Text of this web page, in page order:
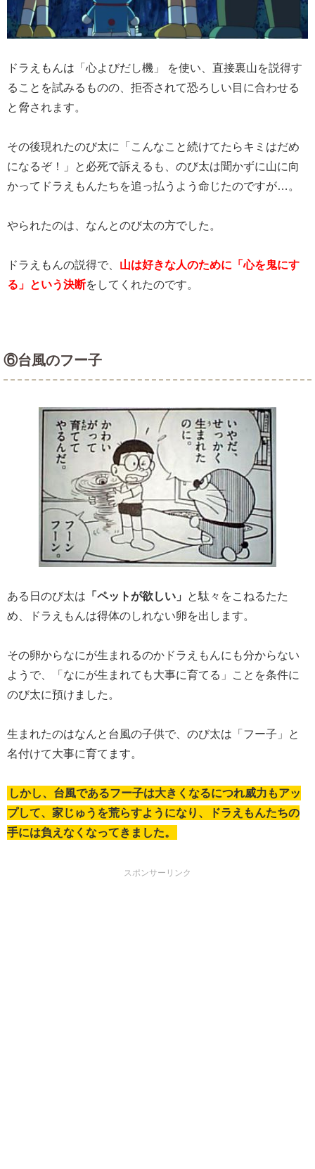
ドラえもんは「心よびだし機」 を使い、直接裏山を説得す
ることを試みるものの、拒否されて恐ろしい目に合わせる
と脅されます。
その後現れたのび太に「こんなこと続けてたらキミはだめ
になるぞ！」と必死で訴えるも、のび太は聞かずに山に向
かってドラえもんたちを追っ払うよう命じたのですが…。
やられたのは、なんとのび太の方でした。
ドラえもんの説得で、 山は好きな人のために「心を鬼にす
る」という決断をしてくれたのです。
⑥台風のフー子
ある日のび太は 「ペットが欲しい」
と駄々をこねるたた
め、ドラえもんは得体のしれない卵を出します。
その卵からなにが生まれるのかドラえもんにも分からない
ようで、「なにが生まれても大事に育てる」ことを条件に
のび太に預けました。
生まれたのはなんと台風の子供で、のび太は「フー子」と
名付けて大事に育てます。
しかし、台風であるフー子は大きくなるにつれ威力もアッ
プして、家じゅうを荒らすようになり、ドラえもんたちの
手には負えなくなってきました。
スポンサーリンク